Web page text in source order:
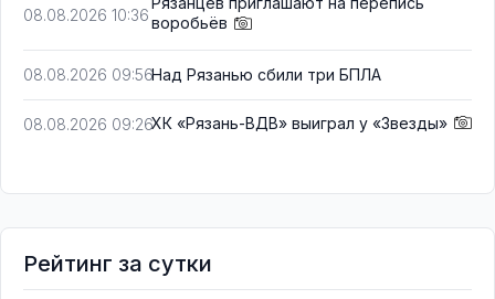
08.08.2026 10:36воробьёв
08.08.2026 09:56Над Рязанью сбили три БПЛА
08.08.2026 09:26ХК «Рязань-ВДВ» выиграл у «Звезды»
Рейтинг за сутки